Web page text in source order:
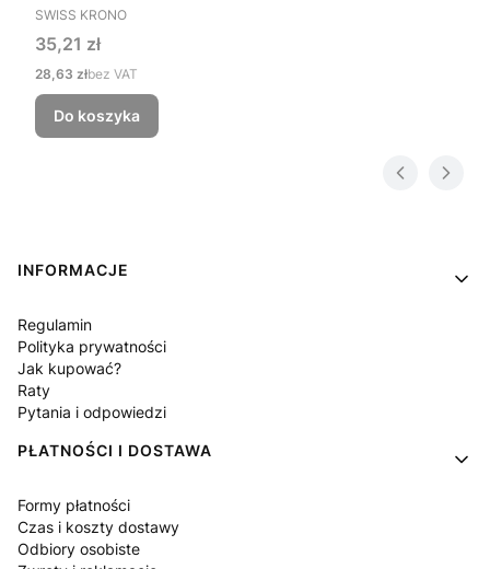
PRODUCENT
SWISS KRONO
Cena
35,21 zł
Cena
28,63 złbez VAT
Do koszyka
Linki w stopce
INFORMACJE
Regulamin
Polityka prywatności
Jak kupować?
Raty
Pytania i odpowiedzi
PŁATNOŚCI I DOSTAWA
Formy płatności
Czas i koszty dostawy
Odbiory osobiste